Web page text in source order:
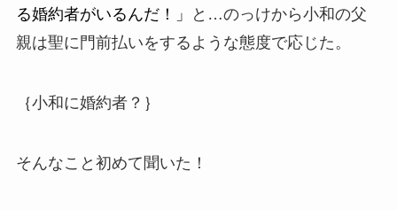
る婚約者がいるんだ！」
と…のっけから小和の父
親は聖に門前払いをするような態度で応じた。
｛小和に婚約者？｝
そんなこと初めて聞いた！